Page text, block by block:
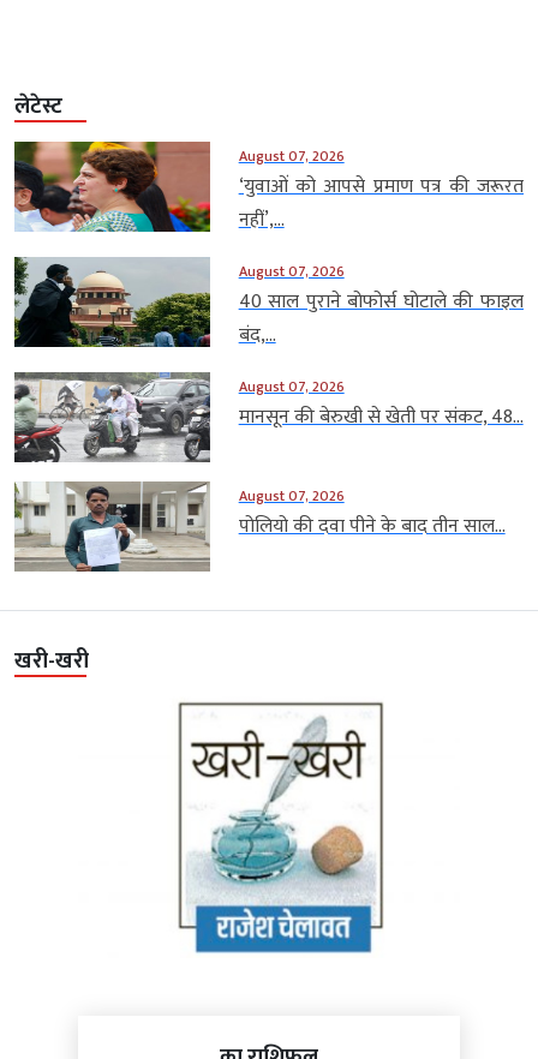
लेटेस्ट
August 07, 2026
‘युवाओं को आपसे प्रमाण पत्र की जरूरत
नहीं’,...
August 07, 2026
40 साल पुराने बोफोर्स घोटाले की फाइल
बंद,...
August 07, 2026
मानसून की बेरुखी से खेती पर संकट, 48...
August 07, 2026
पोलियो की दवा पीने के बाद तीन साल...
खरी-खरी